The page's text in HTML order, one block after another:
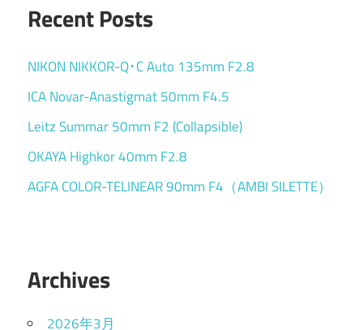
Recent Posts
NIKON NIKKOR-Q･C Auto 135mm F2.8
ICA Novar-Anastigmat 50mm F4.5
Leitz Summar 50mm F2 (Collapsible)
OKAYA Highkor 40mm F2.8
AGFA COLOR-TELINEAR 90mm F4（AMBI SILETTE）
Archives
2026年3月